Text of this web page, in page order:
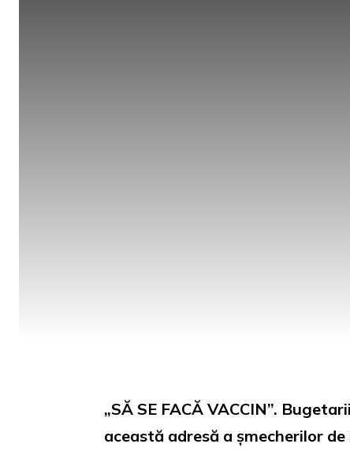
„SĂ SE FACĂ VACCIN”.
această adresă a șmecherilor